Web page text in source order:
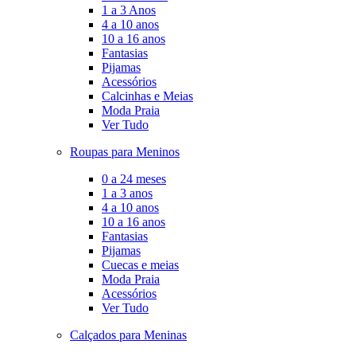
1 a 3 Anos
4 a 10 anos
10 a 16 anos
Fantasias
Pijamas
Acessórios
Calcinhas e Meias
Moda Praia
Ver Tudo
Roupas para Meninos
0 a 24 meses
1 a 3 anos
4 a 10 anos
10 a 16 anos
Fantasias
Pijamas
Cuecas e meias
Moda Praia
Acessórios
Ver Tudo
Calçados para Meninas